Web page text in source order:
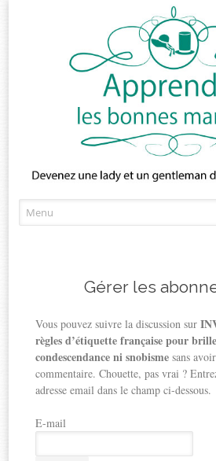
to
Gérer les
Vous pouvez suivre la discussion sur
règles d’étiquette française pour
condescendance ni snobisme sans
commentaire. Chouette, pas vrai ?
adresse email dans le champ ci-dessous.
E-mail